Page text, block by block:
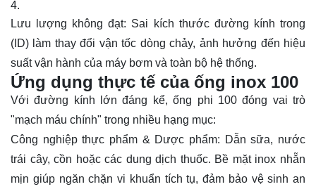
Lưu lượng không đạt: Sai kích thước đường kính trong
(ID) làm thay đổi vận tốc dòng chảy, ảnh hưởng đến hiệu
suất vận hành của máy bơm và toàn bộ hệ thống.
Ứng dụng thực tế của ống inox 100
Với đường kính lớn đáng kể, ống phi 100 đóng vai trò
"mạch máu chính" trong nhiều hạng mục:
Công nghiệp thực phẩm & Dược phẩm: Dẫn sữa, nước
trái cây, cồn hoặc các dung dịch thuốc. Bề mặt inox nhẵn
mịn giúp ngăn chặn vi khuẩn tích tụ, đảm bảo vệ sinh an